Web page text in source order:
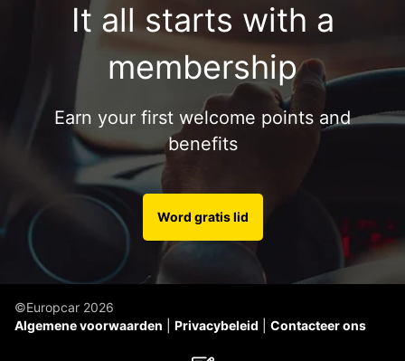
It all starts with a
membership
Earn your first welcome points and
benefits
Word gratis lid
©Europcar 2026
Algemene voorwaarden
Privacybeleid Contacteer ons